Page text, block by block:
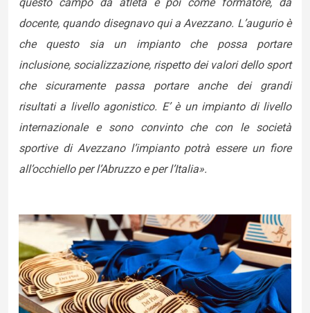
docente, quando disegnavo qui a Avezzano. L’augurio è
che questo sia un impianto che possa portare
inclusione, socializzazione, rispetto dei valori dello sport
che sicuramente passa portare anche dei grandi
risultati a livello agonistico. E’ è un impianto di livello
internazionale e sono convinto che con le società
sportive di Avezzano l’impianto potrà essere un fiore
all’occhiello per l’Abruzzo e per l’Italia».